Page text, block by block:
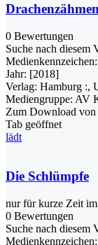
0 Bewertungen
Suche nach diesem
Medienkennzeichen:
Jahr: [2018]
Verlag: Hamburg :,
Mediengruppe: AV
Zum Download von
Tab geöffnet
lädt
Die Schlümpfe
nur für kurze Zeit
0 Bewertungen
Suche nach diesem
Medienkennzeichen: